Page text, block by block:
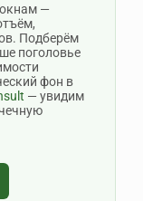
—
Подберём
поголовье
фон в
— увидим